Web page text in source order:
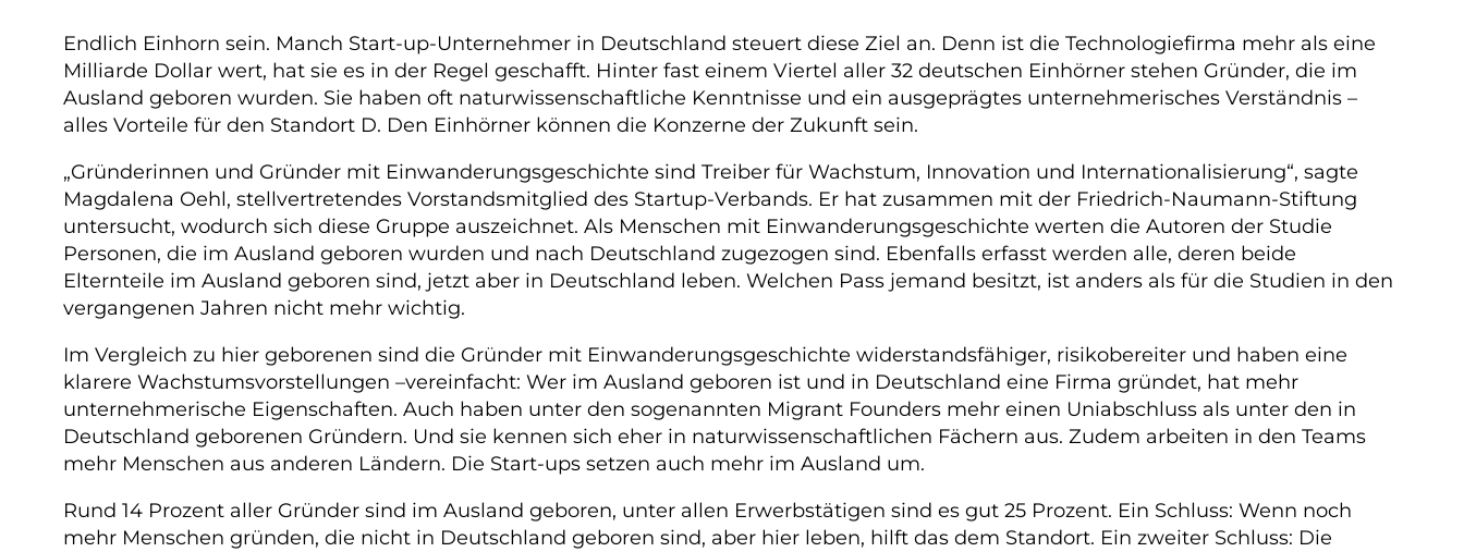
Endlich Einhorn sein. Manch Start-up-Unternehmer in Deutschland steuert diese Ziel an. Denn ist die Technologiefirma mehr als eine
Milliarde Dollar wert, hat sie es in der Regel geschafft. Hinter fast einem Viertel aller 32 deutschen Einhörner stehen Gründer, die im
Ausland geboren wurden. Sie haben oft naturwissenschaftliche Kenntnisse und ein ausgeprägtes unternehmerisches Verständnis –
alles Vorteile für den Standort D. Den Einhörner können die Konzerne der Zukunft sein.
„Gründerinnen und Gründer mit Einwanderungsgeschichte sind Treiber für Wachstum, Innovation und Internationalisierung“, sagte
Magdalena Oehl, stellvertretendes Vorstandsmitglied des Startup-Verbands. Er hat zusammen mit der Friedrich-Naumann-Stiftung
untersucht, wodurch sich diese Gruppe auszeichnet. Als Menschen mit Einwanderungsgeschichte werten die Autoren der Studie
Personen, die im Ausland geboren wurden und nach Deutschland zugezogen sind. Ebenfalls erfasst werden alle, deren beide
Elternteile im Ausland geboren sind, jetzt aber in Deutschland leben. Welchen Pass jemand besitzt, ist anders als für die Studien in den
vergangenen Jahren nicht mehr wichtig.
Im Vergleich zu hier geborenen sind die Gründer mit Einwanderungsgeschichte widerstandsfähiger, risikobereiter und haben eine
klarere Wachstumsvorstellungen –vereinfacht: Wer im Ausland geboren ist und in Deutschland eine Firma gründet, hat mehr
unternehmerische Eigenschaften. Auch haben unter den sogenannten Migrant Founders mehr einen Uniabschluss als unter den in
Deutschland geborenen Gründern. Und sie kennen sich eher in naturwissenschaftlichen Fächern aus. Zudem arbeiten in den Teams
mehr Menschen aus anderen Ländern. Die Start-ups setzen auch mehr im Ausland um.
Rund 14 Prozent aller Gründer sind im Ausland geboren, unter allen Erwerbstätigen sind es gut 25 Prozent. Ein Schluss: Wenn noch
mehr Menschen gründen, die nicht in Deutschland geboren sind, aber hier leben, hilft das dem Standort. Ein zweiter Schluss: Die